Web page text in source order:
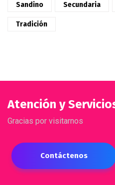
Sandino Secundaria
Tradición
Atención y
Gracias por visitarnos
Contáctenos